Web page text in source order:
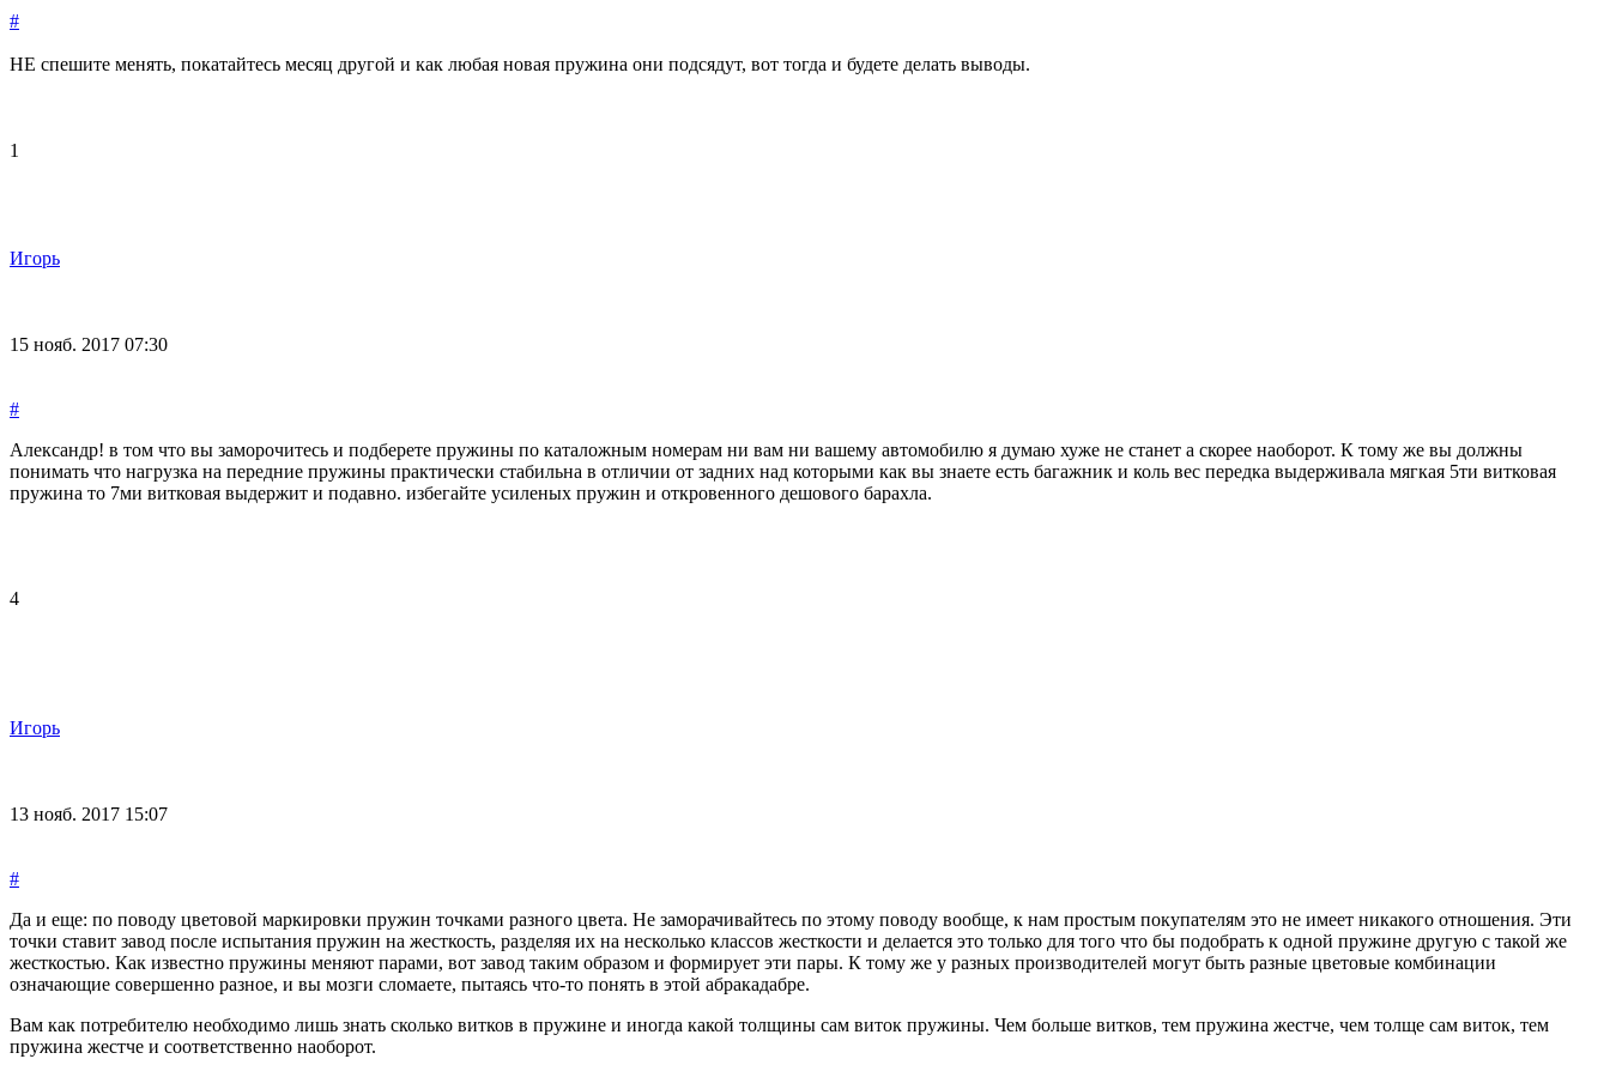
#
НЕ спешите менять, покатайтесь месяц другой и как любая новая пружина они подсядут, вот тогда и будете делать выводы.
1
Игорь
15 нояб. 2017 07:30
#
Александр! в том что вы заморочитесь и подберете пружины по каталожным номерам ни вам ни вашему автомобилю я думаю хуже не станет а скорее наоборот. К тому же вы должны
понимать что нагрузка на передние пружины практически стабильна в отличии от задних над которыми как вы знаете есть багажник и коль вес передка выдерживала мягкая 5ти витковая
пружина то 7ми витковая выдержит и подавно. избегайте усиленых пружин и откровенного дешового барахла.
4
Игорь
13 нояб. 2017 15:07
#
Да и еще: по поводу цветовой маркировки пружин точками разного цвета. Не заморачивайтесь по этому поводу вообще, к нам простым покупателям это не имеет никакого отношения. Эти
точки ставит завод после испытания пружин на жесткость, разделяя их на несколько классов жесткости и делается это только для того что бы подобрать к одной пружине другую с такой же
жесткостью. Как известно пружины меняют парами, вот завод таким образом и формирует эти пары. К тому же у разных производителей могут быть разные цветовые комбинации
означающие совершенно разное, и вы мозги сломаете, пытаясь что-то понять в этой абракадабре.
Вам как потребителю необходимо лишь знать сколько витков в пружине и иногда какой толщины сам виток пружины. Чем больше витков, тем пружина жестче, чем толще сам виток, тем
пружина жестче и соответственно наоборот.